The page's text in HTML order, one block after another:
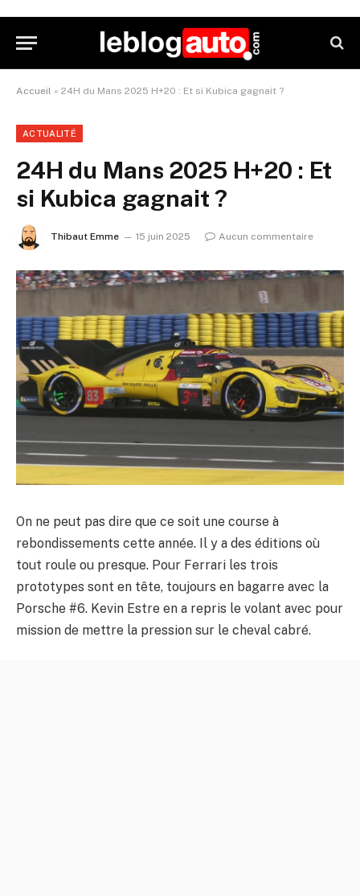
Accueil » 24H du Mans 2025 H+20 : Et si Kubica gagnait ?
ACTUALITÉ
24H du Mans 2025 H+20 : Et
si Kubica gagnait ?
Thibaut Emme 15 juin 2025 Aucun commentaire
On ne peut pas dire que ce soit une course à
rebondissements cette année. Il y a des éditions où
tout roule ou presque. Pour Ferrari les trois
prototypes sont en tête, toujours en bagarre avec la
Porsche #6. Kevin Estre en a repris le volant avec pour
mission de mettre la pression sur le cheval cabré.